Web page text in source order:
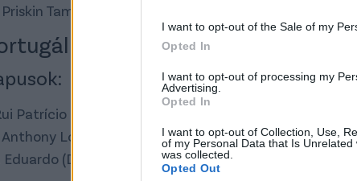
I want to opt-out of the Sale of my
Opted In
I want to opt-out of processing my
Advertising.
Opted In
I want to opt-out of Collection, Use,
of my Personal Data that Is
was collected.
Opted Out
Priskin Tamás (Slovan Bratislava)
Patrício (Sporting Liszabon)
Anthony Lopes (Olympique Lyon)
Eduardo (Dinamo Zagreb)